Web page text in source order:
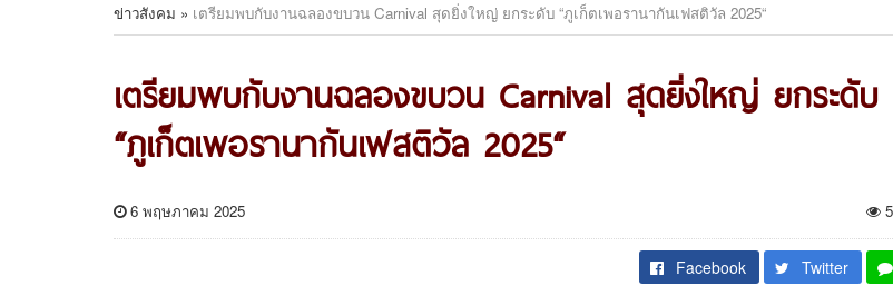
ข่าวสังคม » เตรียมพบกับงานฉลองขบวน Carnival สุดยิ่งใหญ่ ยกระดับ “ภูเก็ตเพอรานากันเฟสติวัล 2025“
เตรียมพบกับงานฉลองขบวน Carnival สุดยิ่งใหญ่ ยกระดับ
“ภูเก็ตเพอรานากันเฟสติวัล 2025“
6 พฤษภาคม 2025
Facebook Twitter